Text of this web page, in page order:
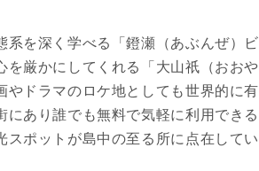
を深く学べる「鐙瀬（あぶんぜ）ビ
を厳かにしてくれる「大山祇（おおや
やドラマのロケ地としても世界的に有
あり誰でも無料で気軽に利用できる
スポットが島中の至る所に点在してい